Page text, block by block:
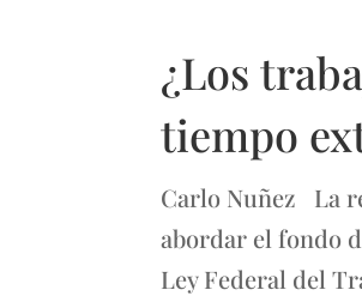
¿Los
tiempo
Carlo Nuñez La
abordar el fondo
Ley Federal del